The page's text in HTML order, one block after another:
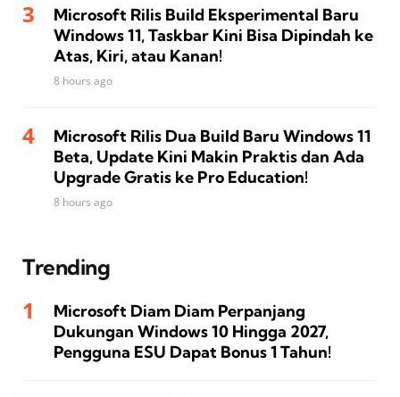
Microsoft Rilis Build Eksperimental Baru
Windows 11, Taskbar Kini Bisa Dipindah ke
Atas, Kiri, atau Kanan!
8 hours ago
Microsoft Rilis Dua Build Baru Windows 11
Beta, Update Kini Makin Praktis dan Ada
Upgrade Gratis ke Pro Education!
8 hours ago
Trending
Microsoft Diam Diam Perpanjang
Dukungan Windows 10 Hingga 2027,
Pengguna ESU Dapat Bonus 1 Tahun!